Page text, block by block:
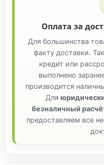
Оплата за
Для большинства
факту доставки.
кредит или
выполнено
производится
Для
безналичный
предоставляем все